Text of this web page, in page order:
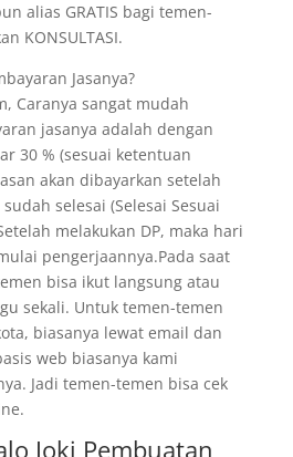
alias GRATIS bagi temen-
KONSULTASI.
Jasanya?
Caranya sangat mudah
jasanya adalah dengan
30 % (sesuai ketentuan
akan dibayarkan setelah
selesai (Selesai Sesuai
melakukan DP, maka hari
pengerjaannya.Pada saat
bisa ikut langsung atau
sekali. Untuk temen-temen
biasanya lewat email dan
web biasanya kami
Jadi temen-temen bisa cek
Joki Pembuatan